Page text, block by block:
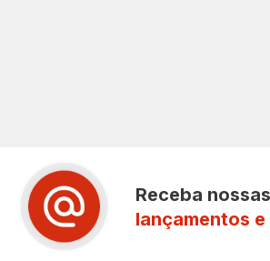
Receba nossas
lançamentos